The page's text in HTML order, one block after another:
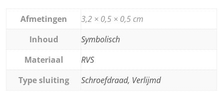
Afmetingen
3,2 × 0,5 × 0,5 cm
Inhoud
Symbolisch
Materiaal
RVS
Type sluiting
Schroefdraad, Verlijmd